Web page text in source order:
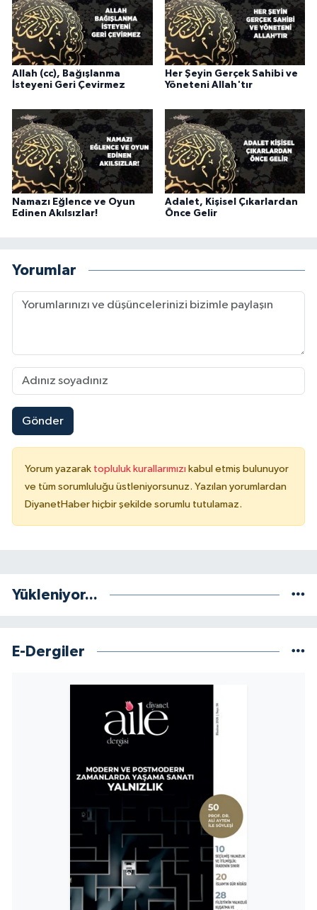
Allah (cc), Bağışlanma
İsteyeni Geri Çevirmez
Her Şeyin Gerçek Sahibi ve
Yöneteni Allah'tır
Namazı Eğlence ve Oyun
Edinen Akılsızlar!
Adalet, Kişisel Çıkarlardan
Önce Gelir
Yorumlar
Gönder
Yorum yazarak topluluk kurallarımızı kabul etmiş bulunuyor
ve tüm sorumluluğu üstleniyorsunuz. Yazılan yorumlardan
DiyanetHaber hiçbir şekilde sorumlu tutulamaz.
Yükleniyor...
E-Dergiler
Karaman Müftülüğü
Kars Müftülüğü
Kastamonu Müftülüğü
Kayseri Müftülüğü
Kilis Müftülüğü
Kırıkkale Müftülüğü
Kırşehir Müftülüğü
Kocaeli Müftülüğü
Kütahya Müftülüğü
Malatya Müftülüğü
Mardin Müftülüğü
Mersin Müftülüğü
Muş Müftülüğü
Ordu Müftülüğü
Osmaniye Müftülüğü
Rize Müftülüğü
Sakarya Müftülüğü
Samsun Müftülüğü
Siirt Müftülüğü